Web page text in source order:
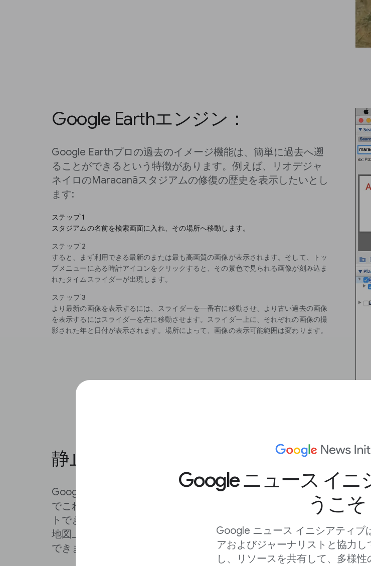
Google ニュース イニ
うこそ
Google ニュース イニシアティブ
アおよびジャーナリストと協力
し、リソースを共有して、多様
Google Earthエンジン：
Google Earthプロの過去のイメージ機能は、簡単に過去へ遡
ることができるという特徴があります。例えば、リオデジャ
ネイロのMaracanãスタジアムの修復の歴史を表示したいとし
ます:
ステップ 1
スタジアムの名前を検索画面に入れ、その場所へ移動します。
ステップ 2
すると、まず利用できる最新のまたは最も高画質の画像が表示されます。そして、トッ
プメニューにある時計アイコンをクリックすると、その景色で見られる画像が刻み込ま
れたタイムスライダーが出現します。
ステップ 3
より最新の画像を表示するには、スライダーを一番右に移動させ、より古い過去の画像
を表示するにはスライダーを左に移動させます。スライダー上に、それぞれの画像の撮
影された年と日付が表示されます。場所によって、画像の表示可能範囲は変わります。
静止画像と映像をエクスポート
Google Earthプロでは、ファイル＞保存＞画像を保存 の手順
でこれら過去のイメージの高解像度JPGを保存、エクスポー
トできます。画像の解像度を選べるボタンが地図上に現れ、
地図上に表示されるさまざまな要素を選択したり削除したり
できます。